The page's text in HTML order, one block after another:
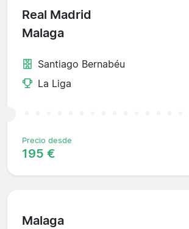
Real Madrid
Malaga
Santiago Bernabéu
La Liga
Precio desde
195 €
Malaga